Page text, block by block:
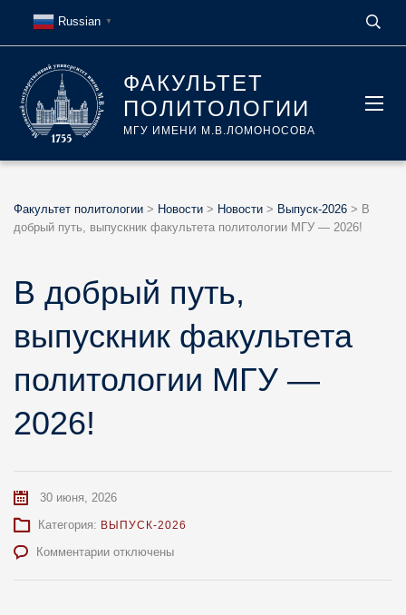
ФАКУЛЬТЕТ
ПОЛИТОЛОГИИ
МГУ ИМЕНИ М.В.ЛОМОНОСОВА
Факультет политологии > Новости > Новости > Выпуск-2026 > В
добрый путь, выпускник факультета политологии МГУ — 2026!
В добрый путь,
выпускник факультета
политологии МГУ —
2026!
30 июня, 2026
Категория: ВЫПУСК-2026
Комментариикотключены
Russian ▼